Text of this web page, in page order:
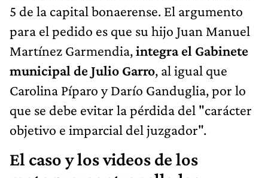
5 de la capital bonaerense. El argumento
para el pedido es que su hijo Juan Manuel
Martínez Garmendia,integra el Gabinete
municipal de Julio Garro, al igual que
Carolina Píparo y Darío Ganduglia, por lo
que se debe evitar la pérdida del "carácter
objetivo e imparcial del juzgador".
El caso y los videos de los